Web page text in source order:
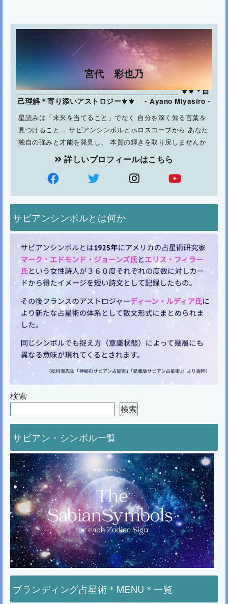
宮代 彩也乃
_____________________________________ ⚜⚜＊自
己理解＊寄り添いアストロジー⚜⚜ - Ayano Miyasiro -
星読みは「未来を当てること」でなく 自分を深く知る言葉を
見つけること… サビアンシンボルとホロスコープから あなた
独自の強みと才能を発見し、 本質の輝きを取り戻しませんか
詳しいプロフィールはこちら
サビアンシンボルとは何か
検索
検索
サビアン・シンボル一覧
ブランディング占星術＊MENU＊一覧